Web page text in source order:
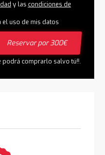
y las condiciones de
el uso de mis datos
Reservar por 300€
podrá comprarlo salvo tú!!.